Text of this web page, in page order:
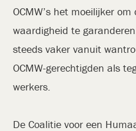
OCMW’s het moeilijker
waardigheid te
steeds vaker vanuit
OCMW-gerechtigden als
werkers.
De Coalitie voor een